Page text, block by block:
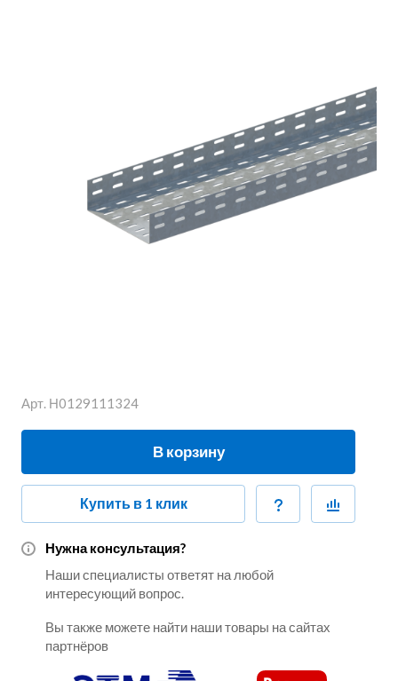
Арт. Н0129111324
В корзину
Купить в 1 клик
Нужна консультация?
Наши специалисты ответят на любой
интересующий вопрос.
Вы также можете найти наши товары на сайтах
партнёров